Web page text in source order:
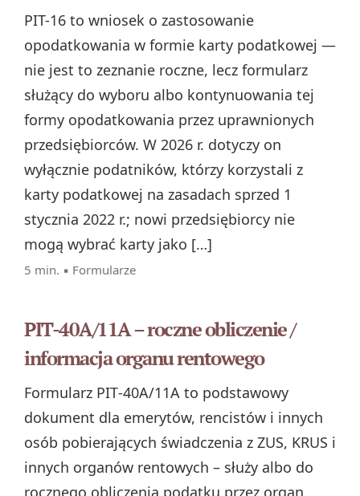
PIT-16 to wniosek o zastosowanie
opodatkowania w formie karty podatkowej —
nie jest to zeznanie roczne, lecz formularz
służący do wyboru albo kontynuowania tej
formy opodatkowania przez uprawnionych
przedsiębiorców. W 2026 r. dotyczy on
wyłącznie podatników, którzy korzystali z
karty podatkowej na zasadach sprzed 1
stycznia 2022 r.; nowi przedsiębiorcy nie
mogą wybrać karty jako […]
5 min. ▪ Formularze
PIT-40A/11A – roczne obliczenie /
informacja organu rentowego
Formularz PIT‑40A/11A to podstawowy
dokument dla emerytów, rencistów i innych
osób pobierających świadczenia z ZUS, KRUS i
innych organów rentowych – służy albo do